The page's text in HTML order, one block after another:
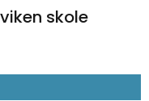
skole